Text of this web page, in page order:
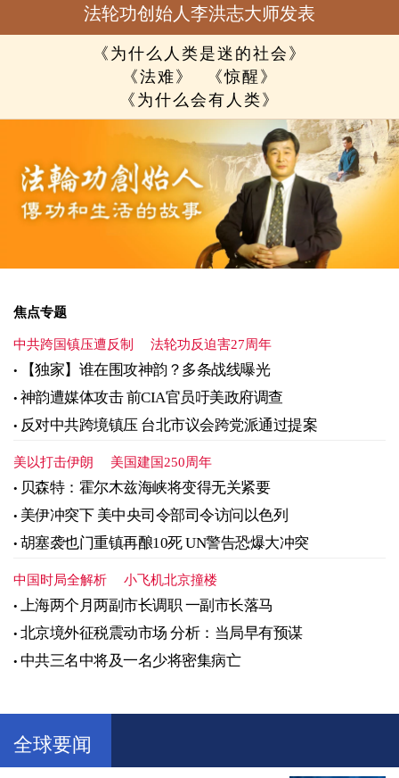
法轮功创始人李洪志大师发表
《为什么人类是迷的社会》
《法难》
《惊醒》
《为什么会有人类》
焦点专题
中共跨国镇压遭反制 法轮功反迫害27周年
【独家】谁在围攻神韵？多条战线曝光
神韵遭媒体攻击 前CIA官员吁美政府调查
反对中共跨境镇压 台北市议会跨党派通过提案
美以打击伊朗 美国建国250周年
贝森特：霍尔木兹海峡将变得无关紧要
美伊冲突下 美中央司令部司令访问以色列
胡塞袭也门重镇再酿10死 UN警告恐爆大冲突
中国时局全解析 小飞机北京撞楼
上海两个月两副市长调职 一副市长落马
北京境外征税震动市场 分析：当局早有预谋
中共三名中将及一名少将密集病亡
全球要闻